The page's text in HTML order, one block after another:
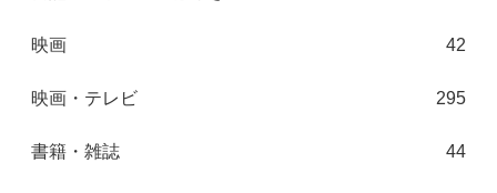
映画 42
映画・テレビ 295
書籍・雑誌 44